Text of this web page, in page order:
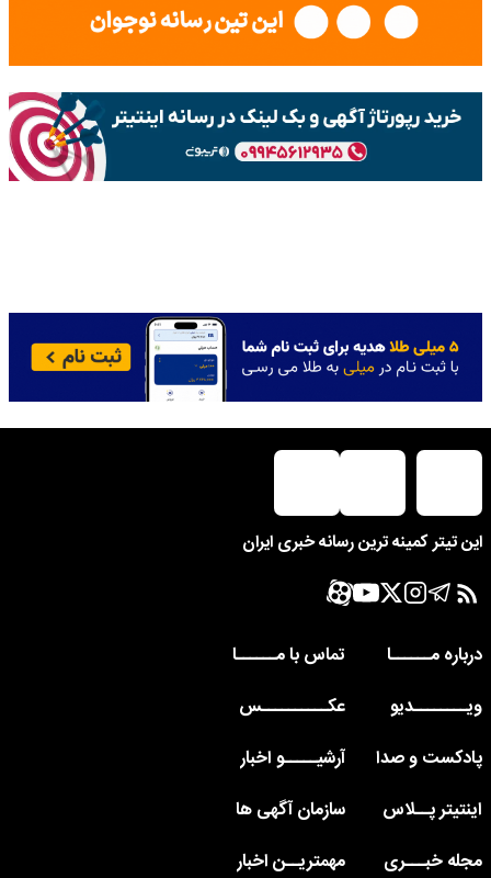
این تیتر کمینه ترین رسانه خبری ایران
درباره مــــــا
تماس با مــــــا
ویــــــــدیو
عکــــــــــس
پادکست و صدا
آرشیـــــو اخبار
اینتیتر پــلاس
سازمان آگهی ها
مجله خبـــری
مهمتریــن اخبار